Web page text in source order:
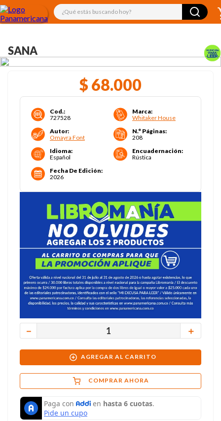
¿Qué estás buscando hoy?
SANA
$ 68.000
Cod.:
727528
Marca:
Whitaker House
Autor:
Omayra Font
N.° Páginas:
208
Idioma:
Español
Encuadernación:
Rústica
Fecha De Edición:
2026
＋
－
AGREGAR AL CARRITO
COMPRAR AHORA